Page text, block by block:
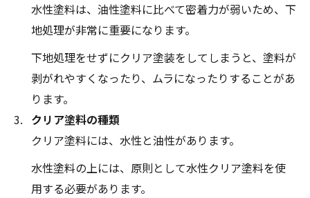
水性塗料は、油性塗料に比べて密着力が弱いため、下
地処理が非常に重要になります。
下地処理をせずにクリア塗装をしてしまうと、塗料が
剥がれやすくなったり、ムラになったりすることがあ
ります。
クリア塗料の種類
クリア塗料には、水性と油性があります。
水性塗料の上には、原則として水性クリア塗料を使
用する必要があります。